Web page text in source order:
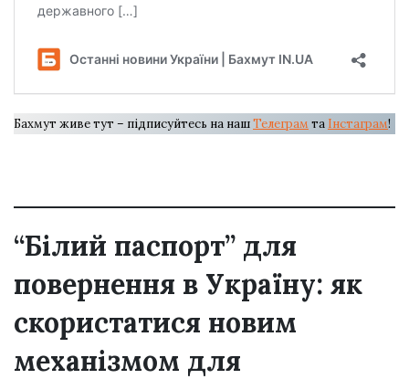
Бахмут живе тут – підписуйтесь на нашТелеграм та Інстаграм!
“Білий паспорт” для
повернення в Україну: як
скористатися новим
механізмом для